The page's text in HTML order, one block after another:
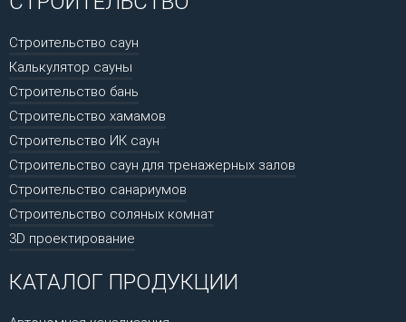
Строительство саун
Калькулятор сауны
Строительство бань
Строительство хамамов
Строительство ИК саун
Строительство саун для тренажерных залов
Строительство санариумов
Строительство соляных комнат
3D проектирование
КАТАЛОГ ПРОДУКЦИИ